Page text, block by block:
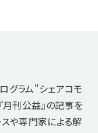
グラム"シェアコモ
刊公益』の記事を
や専門家による解